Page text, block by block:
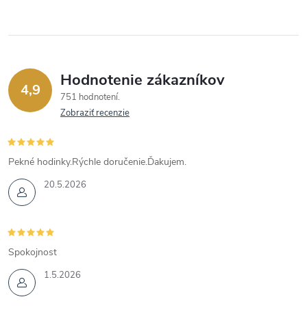
4,9 Hodnotenie zákazníkov
751 hodnotení
Zobraziť recenzie
20.5.2026
Pekné hodinky.Rýchle doručenie.Ďakujem.
1.5.2026
Spokojnost